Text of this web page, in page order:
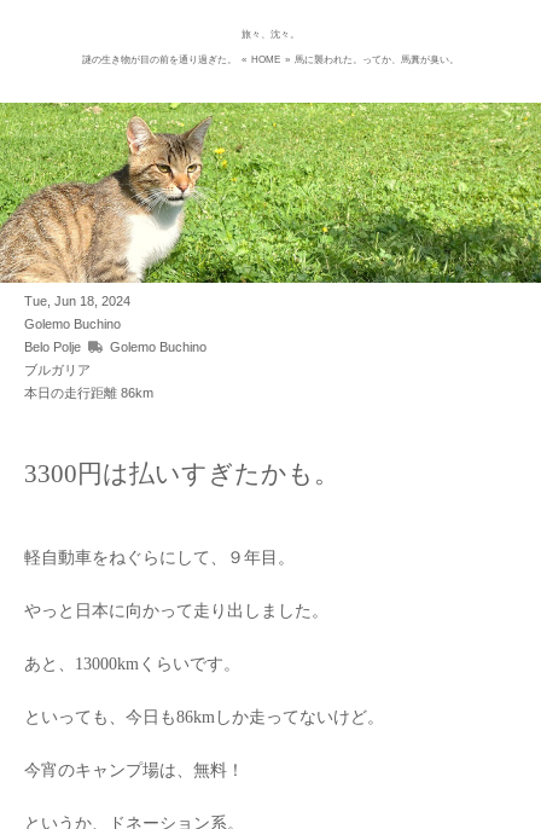
旅々、沈々。
謎の生き物が目の前を通り過ぎた。 « HOME » 馬に襲われた。ってか、馬糞が臭い。
Tue, Jun 18, 2024
Golemo Buchino
Belo Polje
Golemo Buchino
ブルガリア
本日の走行距離 86km
3300円は払いすぎたかも。
軽自動車をねぐらにして、９年目。
やっと日本に向かって走り出しました。
あと、13000kmくらいです。
といっても、今日も86kmしか走ってないけど。
今宵のキャンプ場は、無料！
というか、ドネーション系。